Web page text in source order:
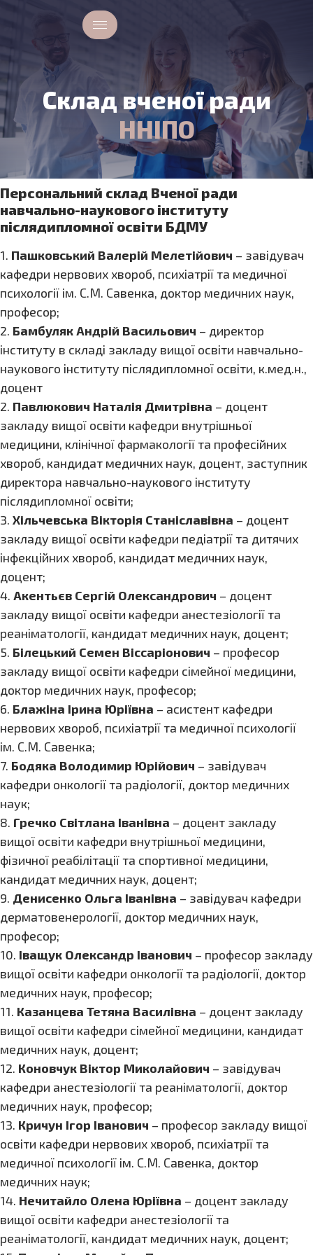
Склад вченої ради
ННІПО
Персональний склад Вченої ради
навчально-наукового інституту
післядипломної освіти БДМУ
1. Пашковський Валерій Мелетійович – завідувач
кафедри нервових хвороб, психіатрії та медичної
психології ім. С.М. Савенка, доктор медичних наук,
професор;
2. Бамбуляк Андрій Васильович – директор
інституту в складі закладу вищої освіти навчально-
наукового інституту післядипломної освіти, к.мед.н.,
доцент
2. Павлюкович Наталія Дмитрівна – доцент
закладу вищої освіти кафедри внутрішньої
медицини, клінічної фармакології та професійних
хвороб, кандидат медичних наук, доцент, заступник
директора навчально-наукового інституту
післядипломної освіти;
3. Хільчевська Вікторія Станіславівна – доцент
закладу вищої освіти кафедри педіатрії та дитячих
інфекційних хвороб, кандидат медичних наук,
доцент;
4. Акентьєв Сергій Олександрович – доцент
закладу вищої освіти кафедри анестезіології та
реаніматології, кандидат медичних наук, доцент;
5. Білецький Семен Віссаріонович – професор
закладу вищої освіти кафедри сімейної медицини,
доктор медичних наук, професор;
6. Блажіна Ірина Юріївна – асистент кафедри
нервових хвороб, психіатрії та медичної психології
ім. С.М. Савенка;
7. Бодяка Володимир Юрійович – завідувач
кафедри онкології та радіології, доктор медичних
наук;
8. Гречко Світлана Іванівна – доцент закладу
вищої освіти кафедри внутрішньої медицини,
фізичної реабілітації та спортивної медицини,
кандидат медичних наук, доцент;
9. Денисенко Ольга Іванівна – завідувач кафедри
дерматовенерології, доктор медичних наук,
професор;
10. Іващук Олександр Іванович – професор закладу
вищої освіти кафедри онкології та радіології, доктор
медичних наук, професор;
11. Казанцева Тетяна Василівна – доцент закладу
вищої освіти кафедри сімейної медицини, кандидат
медичних наук, доцент;
12. Коновчук Віктор Миколайович – завідувач
кафедри анестезіології та реаніматології, доктор
медичних наук, професор;
13. Кричун Ігор Іванович – професор закладу вищої
освіти кафедри нервових хвороб, психіатрії та
медичної психології ім. С.М. Савенка, доктор
медичних наук;
14. Нечитайло Олена Юріївна – доцент закладу
вищої освіти кафедри анестезіології та
реаніматології, кандидат медичних наук, доцент;